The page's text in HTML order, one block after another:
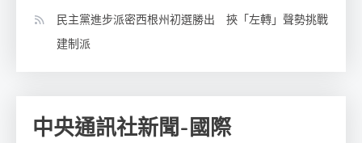
民主黨進步派密西根州初選勝出 挾「左轉」聲勢挑戰
建制派
中央通訊社新聞-國際